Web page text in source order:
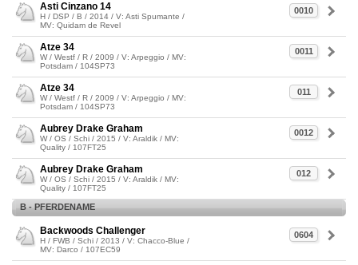
0010
Asti Cinzano 14
H / DSP / B / 2014 / V: Asti Spumante /
MV: Quidam de Revel
0011
Atze 34
W / Westf / R / 2009 / V: Arpeggio / MV:
Potsdam / 104SP73
011
Atze 34
W / Westf / R / 2009 / V: Arpeggio / MV:
Potsdam / 104SP73
0012
Aubrey Drake Graham
W / OS / Schi / 2015 / V: Araldik / MV:
Quality / 107FT25
012
Aubrey Drake Graham
W / OS / Schi / 2015 / V: Araldik / MV:
Quality / 107FT25
B - PFERDENAME
0604
Backwoods Challenger
H / FWB / Schi / 2013 / V: Chacco-Blue /
MV: Darco / 107EC59